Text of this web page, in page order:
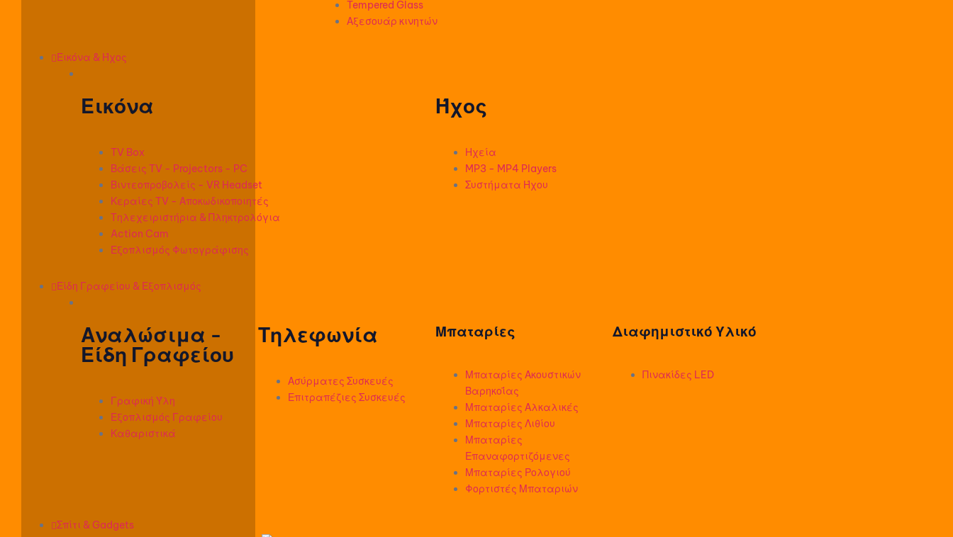
Tempered Glass
Αξεσουάρ κινητών
Εικόνα & Ήχος
Εικόνα
TV Box
Βάσεις TV - Projectors - PC
Βιντεοπροβολείς - VR Headset
Κεραίες TV - Αποκωδικοποιητές
Τηλεχειριστήρια & Πληκτρολόγια
Action Cam
Εξοπλισμός Φωτογράφισης
Ήχος
Ηχεία
MP3 - MP4 Players
Συστήματα Ήχου
Είδη Γραφείου & Εξοπλισμός
Αναλώσιμα -
Είδη Γραφείου
Γραφική Ύλη
Εξοπλισμός Γραφείου
Καθαριστικά
Τηλεφωνία
Ασύρματες Συσκευές
Επιτραπέζιες Συσκευές
Μπαταρίες
Μπαταρίες Ακουστικών
Βαρηκοΐας
Μπαταρίες Αλκαλικές
Μπαταρίες Λιθίου
Μπαταρίες
Επαναφορτιζόμενες
Μπαταρίες Ρολογιού
Φορτιστές Μπαταριών
Διαφημιστικό Υλικό
Πινακίδες LED
Σπίτι & Gadgets